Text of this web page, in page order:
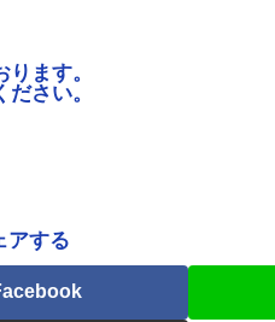
ます。
さい。
アする